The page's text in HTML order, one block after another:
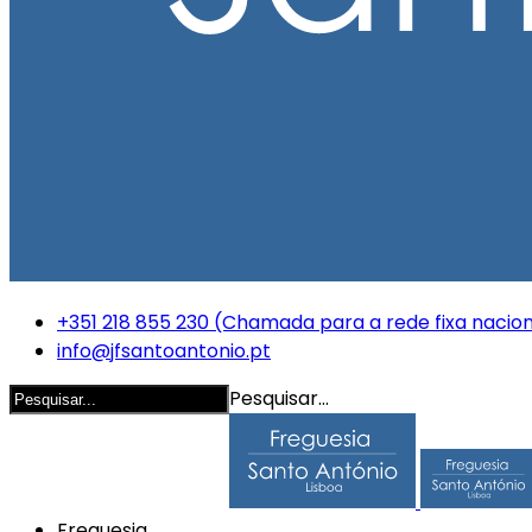
+351 218 855 230 (Chamada para a rede fixa
info@jfsantoantonio.pt
Pesquisar...